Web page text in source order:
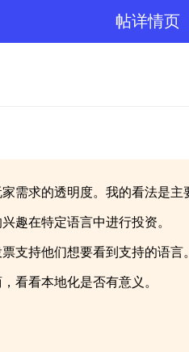
帖详情页
需求的透明度。我的看法是主
趣在特定语言中进行投资。
支持他们想要看到支持的语
看看本地化是否有意义。